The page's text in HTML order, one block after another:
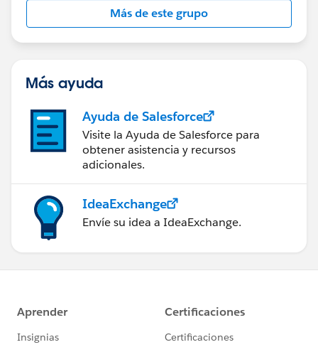
Más de este grupo
Más ayuda
Ayuda de Salesforce
Visite la Ayuda de Salesforce para
obtener asistencia y recursos
adicionales.
IdeaExchange
Envíe su idea a IdeaExchange.